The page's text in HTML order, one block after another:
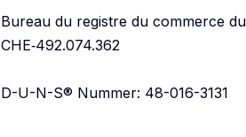
Bureau du registre du commerce
CHE‑492.074.362
D-U-N-S® Nummer: 48-016-3131